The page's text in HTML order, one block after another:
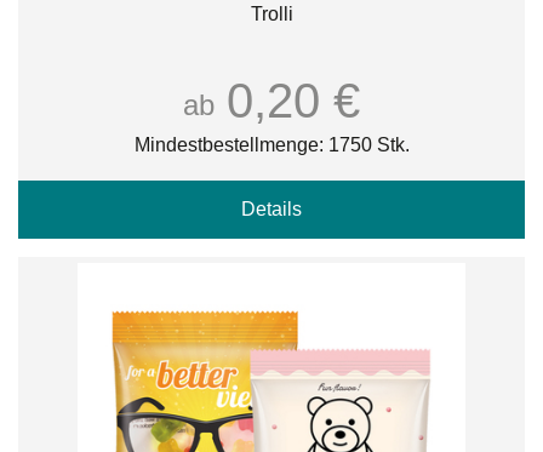
Trolli
ab 0,20 €
Mindestbestellmenge: 1750 Stk.
Details